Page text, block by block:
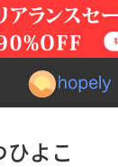
ひよこ